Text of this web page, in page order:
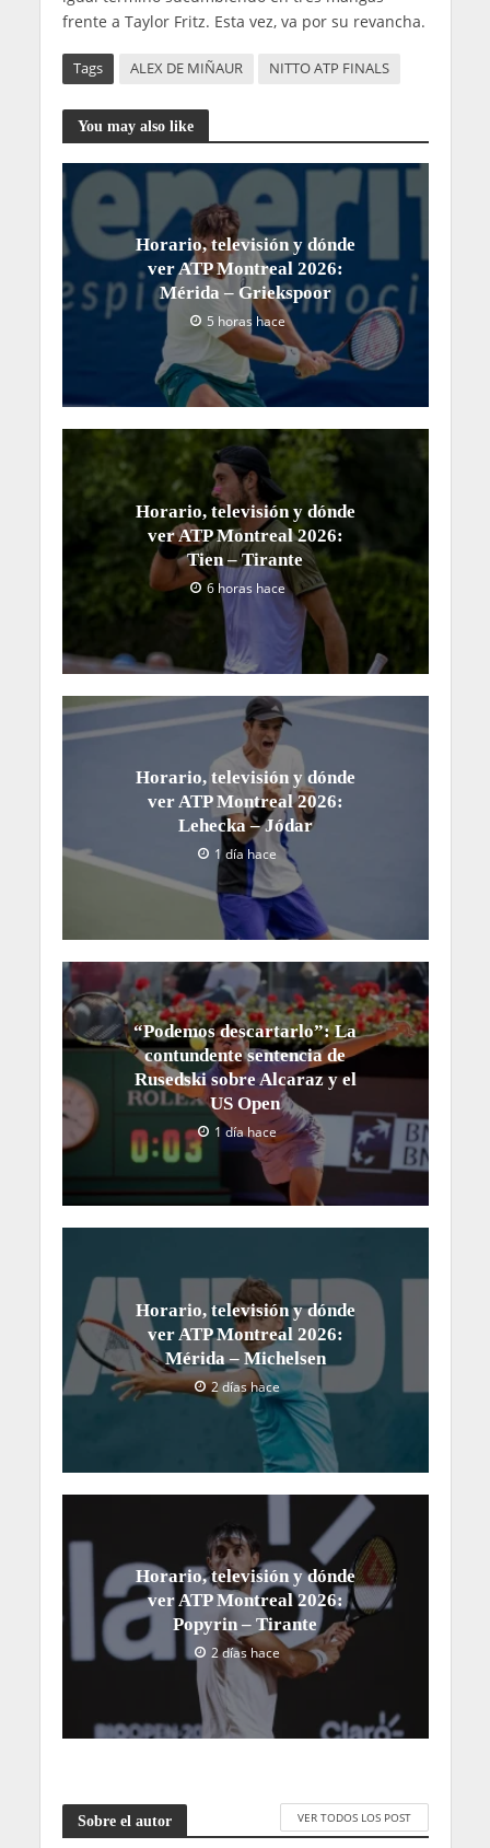
frente a Taylor Fritz. Esta vez, va por su revancha.
Tags ALEX DE MIÑAUR NITTO ATP FINALS
You may also like
Horario, televisión y dónde
ver ATP Montreal 2026:
Mérida – Griekspoor
5 horas hace
Horario, televisión y dónde
ver ATP Montreal 2026:
Tien – Tirante
6 horas hace
Horario, televisión y dónde
ver ATP Montreal 2026:
Lehecka – Jódar
1 día hace
“Podemos descartarlo”: La
contundente sentencia de
Rusedski sobre Alcaraz y el
US Open
1 día hace
Horario, televisión y dónde
ver ATP Montreal 2026:
Mérida – Michelsen
2 días hace
Horario, televisión y dónde
ver ATP Montreal 2026:
Popyrin – Tirante
2 días hace
Sobre el autor VER TODOS LOS POST